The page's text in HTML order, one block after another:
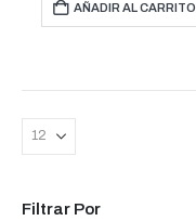
AÑADIR AL CARRITO
Filtrar Por